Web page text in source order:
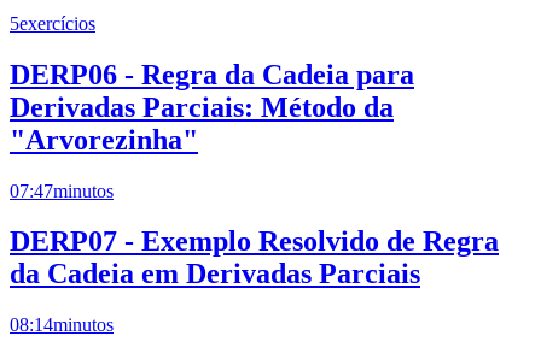
5exercícios
DERP06 - Regra da Cadeia para
Derivadas Parciais: Método da
"Arvorezinha"
07:47minutos
DERP07 - Exemplo Resolvido de Regra
da Cadeia em Derivadas Parciais
08:14minutos